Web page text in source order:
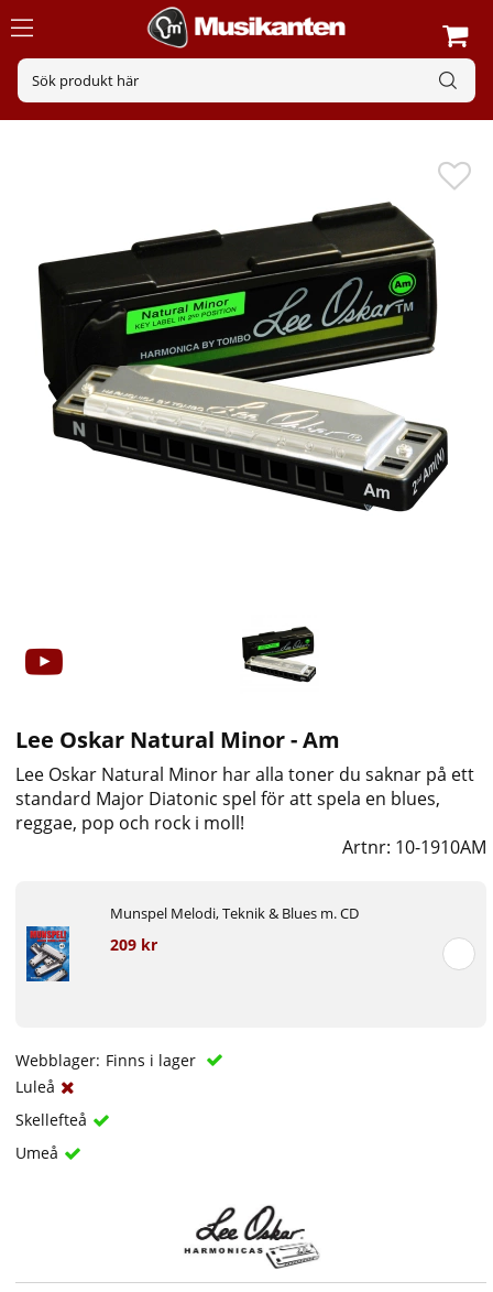
Lee Oskar Natural Minor - Am
Lee Oskar Natural Minor har alla toner du saknar på ett
standard Major Diatonic spel för att spela en blues,
reggae, pop och rock i moll!
Artnr: 10-1910AM
Munspel Melodi, Teknik & Blues m. CD
209 kr
Webblager: Finns i lager
Luleå
Skellefteå
Umeå